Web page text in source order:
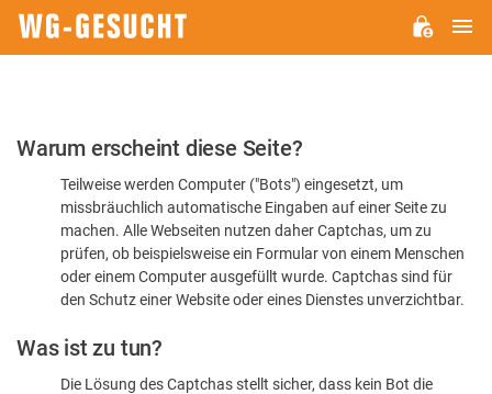
Bitte
dass
sind
Warum erscheint diese Seite?
Teilweise werden Computer ("Bots") eingesetzt, um
missbräuchlich automatische Eingaben auf einer Seite zu
machen. Alle Webseiten nutzen daher Captchas, um zu
prüfen, ob beispielsweise ein Formular von einem Menschen
oder einem Computer ausgefüllt wurde. Captchas sind für
den Schutz einer Website oder eines Dienstes unverzichtbar.
Was ist zu tun?
Die Lösung des Captchas stellt sicher, dass kein Bot die